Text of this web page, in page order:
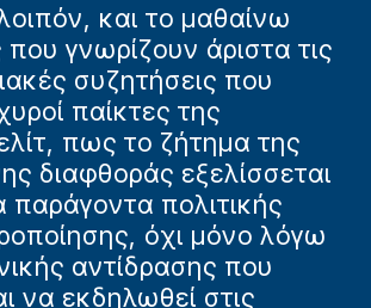
και το μαθαίνω
γνωρίζουν άριστα τις
συζητήσεις που
παίκτες της
πως το ζήτημα της
διαφθοράς εξελίσσεται
παράγοντα πολιτικής
όχι μόνο λόγω
αντίδρασης που
να εκδηλωθεί στις